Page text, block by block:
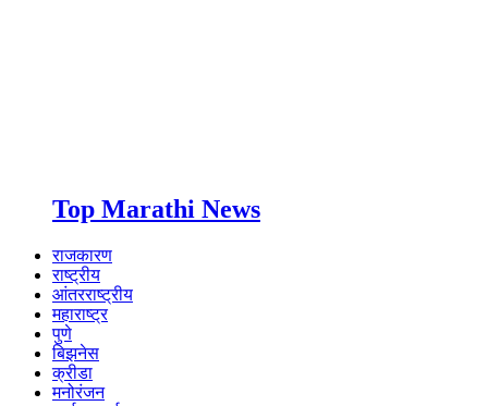
Top Marathi News
राजकारण
राष्ट्रीय
आंतरराष्ट्रीय
महाराष्ट्र
पुणे
बिझनेस
क्रीडा
मनोरंजन